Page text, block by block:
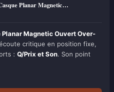
Planar Magnetic…
Planar Magnetic Ouvert Over-
critique en position fixe,
: Q/Prix et Son. Son point